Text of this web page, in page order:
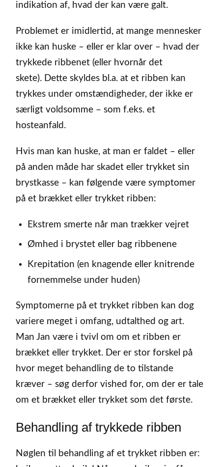
indikation af, hvad der kan være galt.
Problemet er imidlertid, at mange mennesker
ikke kan huske – eller er klar over – hvad der
trykkede ribbenet (eller hvornår det
skete). Dette skyldes bl.a. at et ribben kan
trykkes under omstændigheder, der ikke er
særligt voldsomme – som f.eks. et
hosteanfald.
Hvis man kan huske, at man er faldet – eller
på anden måde har skadet eller trykket sin
brystkasse – kan følgende være symptomer
på et brækket eller trykket ribben:
Ekstrem smerte når man trækker vejret
Ømhed i brystet eller bag ribbenene
Krepitation (en knagende eller knitrende
fornemmelse under huden)
Symptomerne på et trykket ribben kan dog
variere meget i omfang, udtalthed og art.
Man Jan være i tvivl om om et ribben er
brækket eller trykket. Der er stor forskel på
hvor meget behandling de to tilstande
kræver – søg derfor vished for, om der er tale
om et brækket eller trykket som det første.
Behandling af trykkede ribben
Nøglen til behandling af et trykket ribben er: